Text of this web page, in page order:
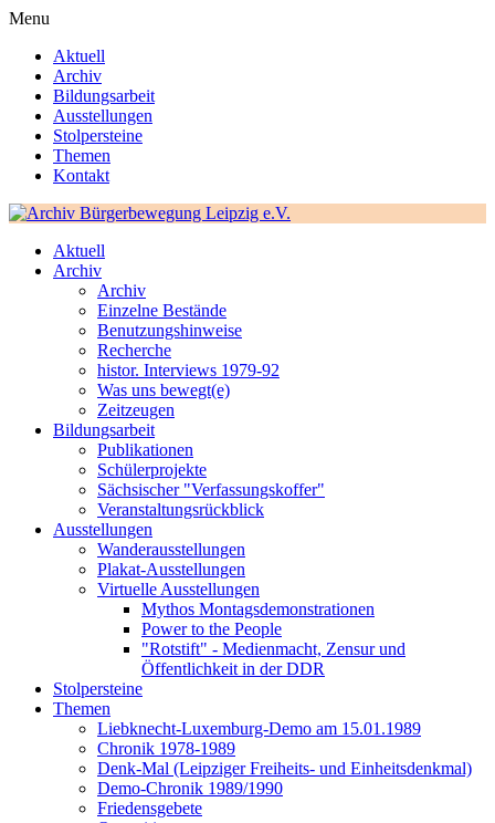
Menu
Aktuell
Archiv
Bildungsarbeit
Ausstellungen
Stolpersteine
Themen
Kontakt
Aktuell
Archiv
Archiv
Einzelne Bestände
Benutzungshinweise
Recherche
histor. Interviews 1979-92
Was uns bewegt(e)
Zeitzeugen
Bildungsarbeit
Publikationen
Schülerprojekte
Sächsischer "Verfassungskoffer"
Veranstaltungsrückblick
Ausstellungen
Wanderausstellungen
Plakat-Ausstellungen
Virtuelle Ausstellungen
Mythos Montagsdemonstrationen
Power to the People
"Rotstift" - Medienmacht, Zensur und
Öffentlichkeit in der DDR
Stolpersteine
Themen
Liebknecht-Luxemburg-Demo am 15.01.1989
Chronik 1978-1989
Denk-Mal (Leipziger Freiheits- und Einheitsdenkmal)
Demo-Chronik 1989/1990
Friedensgebete